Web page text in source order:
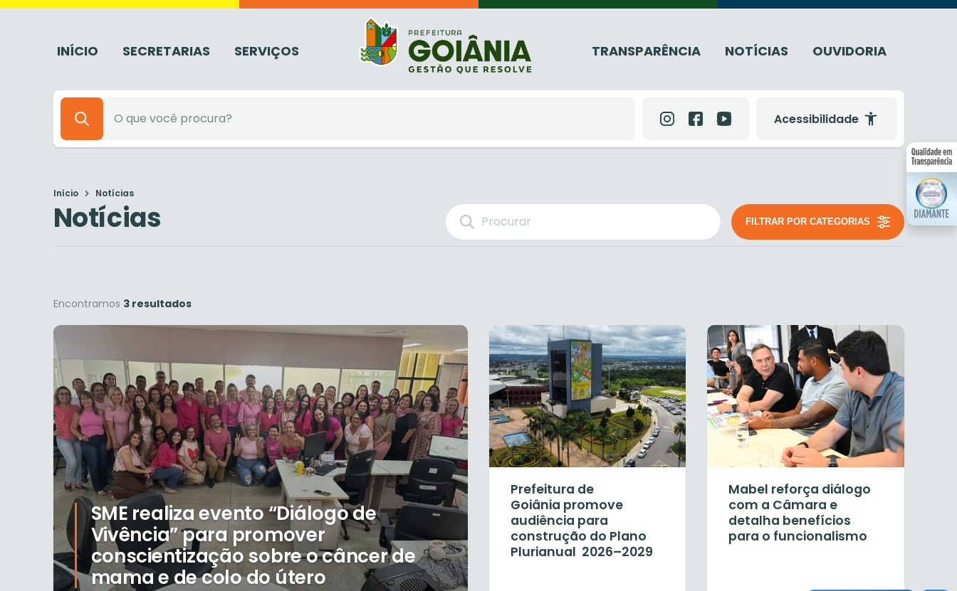
INÍCIO SECRETARIAS SERVIÇOS TRANSPARÊNCIA NOTÍCIAS OUVIDORIA
Acessibilidade
Início Notícias
Notícias FILTRAR POR CATEGORIAS
Encontramos 3 resultados
SME realiza evento “Diálogo de
Vivência” para promover
conscientização sobre o câncer de
mama e de colo do útero
Prefeitura de
Goiânia promove
audiência para
construção do Plano
Plurianual 2026–2029
Mabel reforça diálogo
com a Câmara e
detalha benefícios
para o funcionalismo